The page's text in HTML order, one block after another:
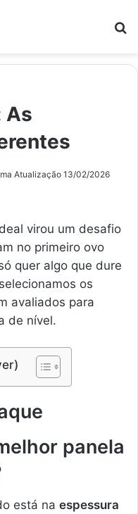
As
Atualização 13/02/2026
virou um desafio
no primeiro ovo
quer algo que dure
os
avaliados para
de nível.
panela
está na espessura